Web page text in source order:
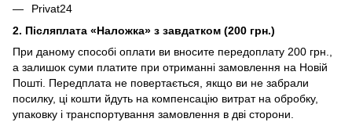
Privat24
2. Післяплата «Наложка» з завдатком (200 грн.)
При даному способі оплати ви вносите передоплату 200 грн.,
а залишок суми платите при отриманні замовлення на Новій
Пошті. Передплата не повертається, якщо ви не забрали
посилку, ці кошти йдуть на компенсацію витрат на обробку,
упаковку і транспортування замовлення в дві сторони.